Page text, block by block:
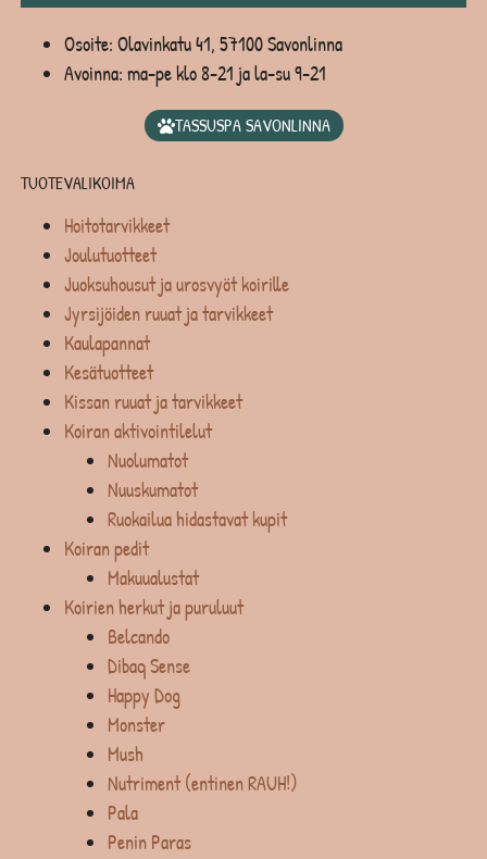
Osoite: Olavinkatu 41, 57100 Savonlinna
Avoinna: ma-pe klo 8-21 ja la-su 9-21
TASSUSPA SAVONLINNA
TUOTEVALIKOIMA
Hoitotarvikkeet
Joulutuotteet
Juoksuhousut ja urosvyöt koirille
Jyrsijöiden ruuat ja tarvikkeet
Kaulapannat
Kesätuotteet
Kissan ruuat ja tarvikkeet
Koiran aktivointilelut
Nuolumatot
Nuuskumatot
Ruokailua hidastavat kupit
Koiran pedit
Makuualustat
Koirien herkut ja puruluut
Belcando
Dibaq Sense
Happy Dog
Monster
Mush
Nutriment (entinen RAUH!)
Pala
Penin Paras